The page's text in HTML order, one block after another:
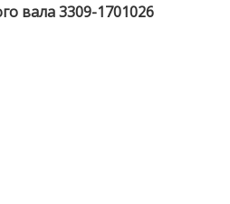
вала 3309-1701026